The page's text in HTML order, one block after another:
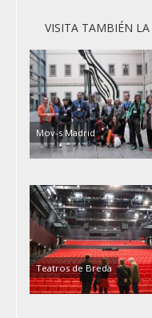
VISITA TAMBIÉN LA
Mov-s Madrid
Teatros de Breda